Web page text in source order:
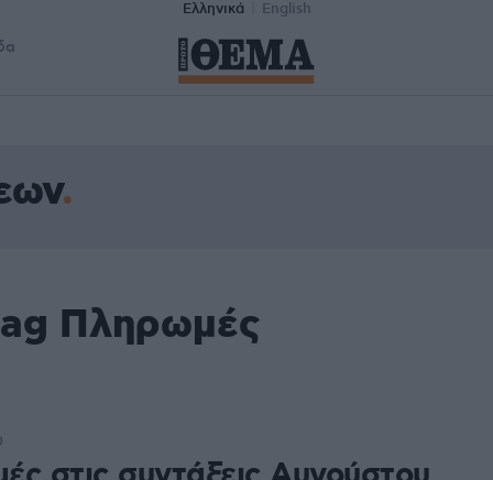
Ελληνικά English
Πληρωμές